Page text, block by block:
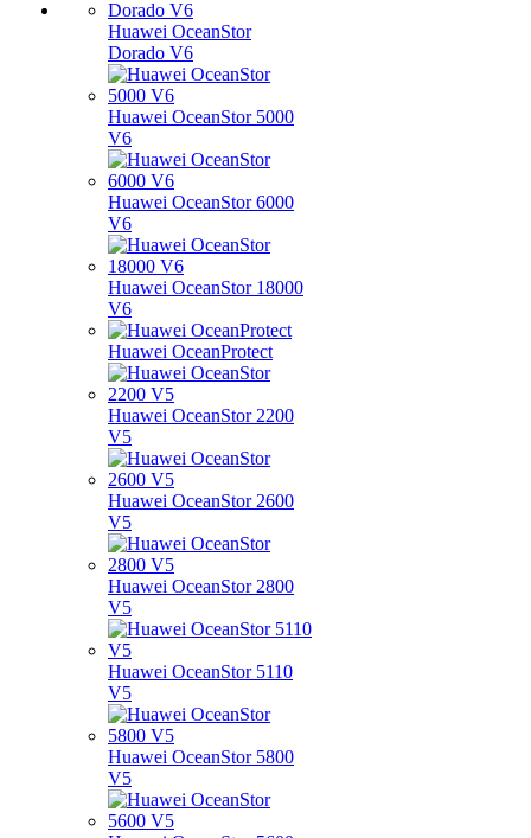
Huawei OceanStor
Dorado V6
Huawei OceanStor 5000
V6
Huawei OceanStor 6000
V6
Huawei OceanStor 18000
V6
Huawei OceanProtect
Huawei OceanStor 2200
V5
Huawei OceanStor 2600
V5
Huawei OceanStor 2800
V5
Huawei OceanStor 5110
V5
Huawei OceanStor 5800
V5